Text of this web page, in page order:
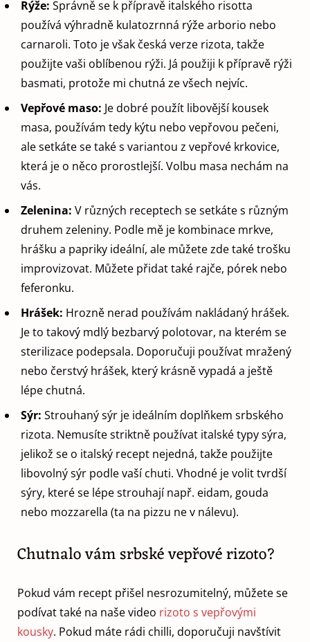
Rýže: Správně se k přípravě italského risotta
používá výhradně kulatozrnná rýže arborio nebo
carnaroli. Toto je však česká verze rizota, takže
použijte vaši oblíbenou rýži. Já použiji k přípravě rýži
basmati, protože mi chutná ze všech nejvíc.
Vepřové maso: Je dobré použít libovější kousek
masa, používám tedy kýtu nebo vepřovou pečeni,
ale setkáte se také s variantou z vepřové krkovice,
která je o něco prorostlejší. Volbu masa nechám na
vás.
Zelenina: V různých receptech se setkáte s různým
druhem zeleniny. Podle mě je kombinace mrkve,
hrášku a papriky ideální, ale můžete zde také trošku
improvizovat. Můžete přidat také rajče, pórek nebo
feferonku.
Hrášek: Hrozně nerad používám nakládaný hrášek.
Je to takový mdlý bezbarvý polotovar, na kterém se
sterilizace podepsala. Doporučuji používat mražený
nebo čerstvý hrášek, který krásně vypadá a ještě
lépe chutná.
Sýr: Strouhaný sýr je ideálním doplňkem srbského
rizota. Nemusíte striktně používat italské typy sýra,
jelikož se o italský recept nejedná, takže použijte
libovolný sýr podle vaší chuti. Vhodné je volit tvrdší
sýry, které se lépe strouhají např. eidam, gouda
nebo mozzarella (ta na pizzu ne v nálevu).
Chutnalo vám srbské vepřové rizoto?
Pokud vám recept přišel nesrozumitelný, můžete se
podívat také na naše video rizoto s vepřovými
kousky. Pokud máte rádi chilli, doporučuji navštívit